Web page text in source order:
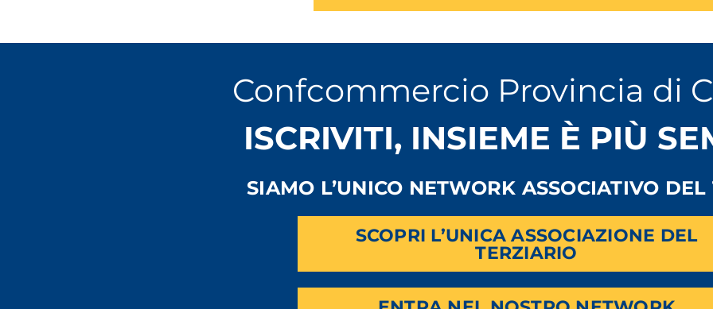
Confcommercio Provincia di
ISCRIVITI, INSIEME È PIÙ
SIAMO L’UNICO NETWORK ASSOCIATIVO
SCOPRI L’UNICA ASSOCIAZIONE DEL
TERZIARIO